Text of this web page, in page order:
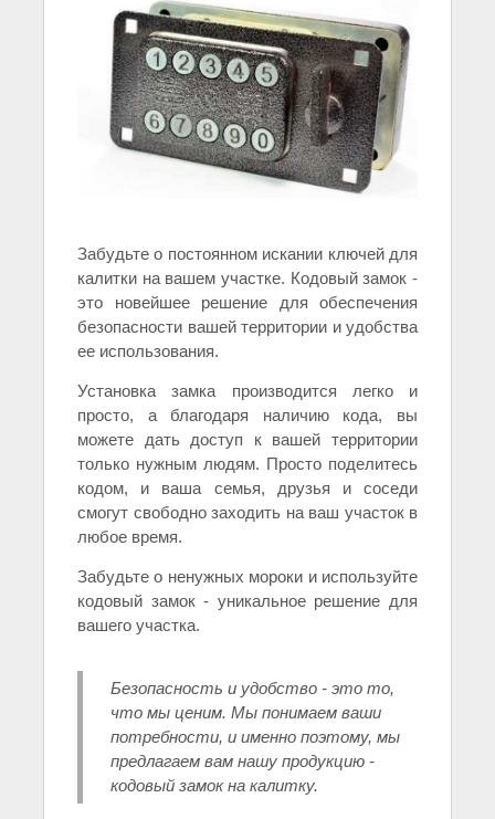
Забудьте о постоянном искании ключей для
калитки на вашем участке. Кодовый замок -
это новейшее решение для обеспечения
безопасности вашей территории и удобства
ее использования.
Установка замка производится легко и
просто, а благодаря наличию кода, вы
можете дать доступ к вашей территории
только нужным людям. Просто поделитесь
кодом, и ваша семья, друзья и соседи
смогут свободно заходить на ваш участок в
любое время.
Забудьте о ненужных мороки и используйте
кодовый замок - уникальное решение для
вашего участка.
Безопасность и удобство - это то,
что мы ценим. Мы понимаем ваши
потребности, и именно поэтому, мы
предлагаем вам нашу продукцию -
кодовый замок на калитку.